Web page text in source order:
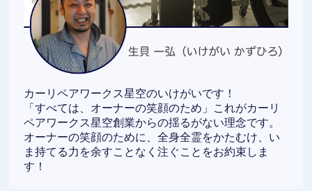
カーリペアワークス星空のいけがいです！
「すべては、オーナーの笑顔のため」これがカーリ
ペアワークス星空創業からの揺るがない理念です。
オーナーの笑顔のために、全身全霊をかたむけ、い
ま持てる力を余すことなく注ぐことをお約束しま
す！